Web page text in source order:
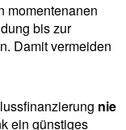
momentenanen
bis zur
Damit vermeiden
nie
ein günstiges